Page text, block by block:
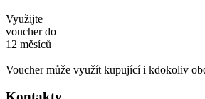
Využijte
voucher do
12 měsíců
Voucher může využít kupující i kdokoliv